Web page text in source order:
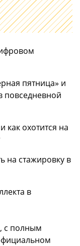
пятница» и
повседневной
как охотится на
на стажировку в
в
с полным